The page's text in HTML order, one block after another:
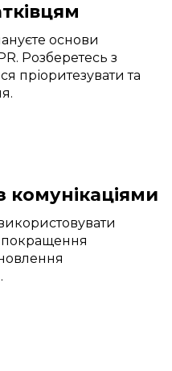
основи
Розберетесь з
пріоритезувати та
комунікаціями
покращення